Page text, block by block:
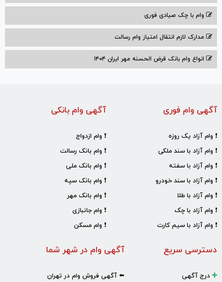
وام با‌ چک صیادی‌ فوری
مدارک لازم انتقال امتیاز وام رسالت
انواع وام بانک قرض الحسنه مهر ایران ۱۴۰۴
آگهی وام بانکی
❗ وام ازدواج
❗ وام بانک رسالت
❗ وام بانک ملی
❗ وام بانک سپه
❗ وام بانک مهر
❗ وام جانبازی
❗ وام مسکن
آگهی وام فوری
❗ وام آزاد یک روزه
❗ وام آزاد با سند ملکی
❗ وام آزاد با سفته
❗ وام آزاد با سند خودرو
❗ وام آزاد با طلا
❗ وام آزاد با چک
❗ وام آزاد با سیم کارت
آگهی وام در شهر شما
⬅️ آگهی فروش وام در تهران
دسترسی سریع
درج آگهی